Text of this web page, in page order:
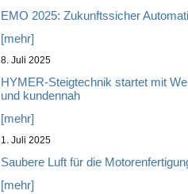
EMO 2025: Zukunftssicher
[mehr]
8. Juli 2025
HYMER-Steigtechnik startet mit
und kundennah
[mehr]
1. Juli 2025
Saubere Luft für die
[mehr]